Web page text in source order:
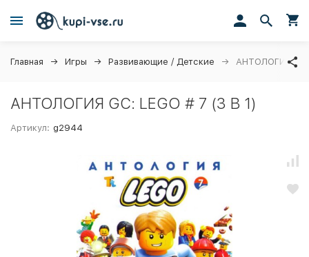
Главная Игры Развивающие / Детские АНТОЛОГИЯ GC:
АНТОЛОГИЯ GC: LEGO # 7 (3 В 1)
Артикул: g2944